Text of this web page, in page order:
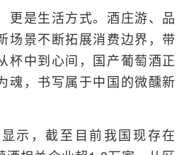
更是生活方式。酒庄游、品
场景不断拓展消费边界，带
杯中到心间，国产葡萄酒正
魂，书写属于中国的微醺新
示，截至目前我国现存在